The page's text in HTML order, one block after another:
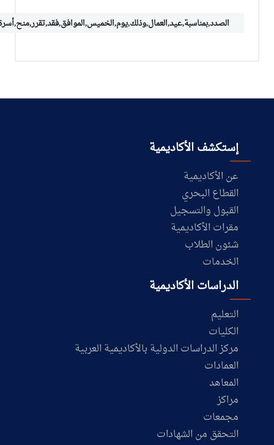
إستكشف الأكاديمية
عن الأكاديمية
القطاع البحري
القبول والتسجيل
مقرات الأكاديمية
شئون الطلاب
الخدمات
الدراسات الأكاديمية
التعليم
الكليات
مركز الدراسات الدولية بالأكاديمية العربية
العمادات
المعاهد
مراكز
مجمعات
التحقق من الشهادات